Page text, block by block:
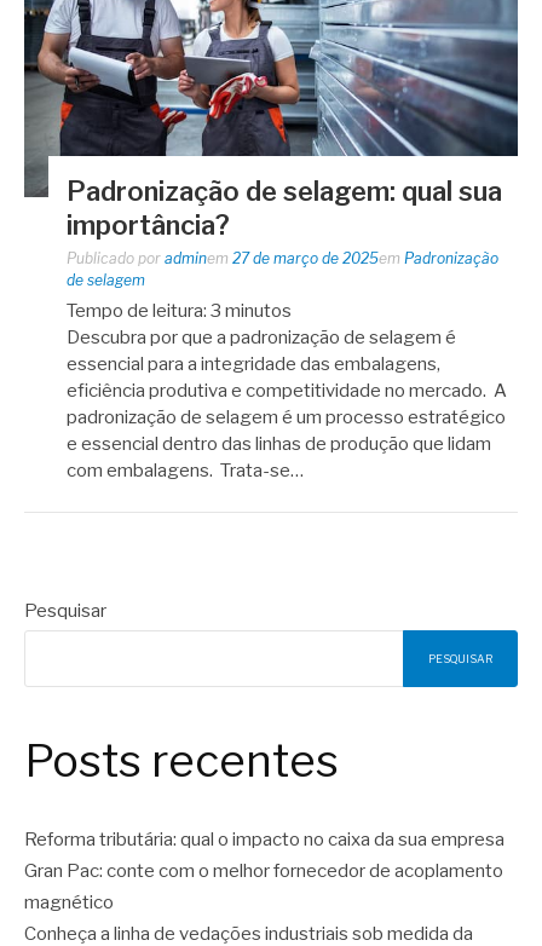
Padronização de selagem: qual sua
importância?
Publicado por adminem 27 de março de 2025em Padronização
de selagem
Tempo de leitura: 3 minutos
Descubra por que a padronização de selagem é
essencial para a integridade das embalagens,
eficiência produtiva e competitividade no mercado. A
padronização de selagem é um processo estratégico
e essencial dentro das linhas de produção que lidam
com embalagens. Trata-se…
Pesquisar
PESQUISAR
Posts recentes
Reforma tributária: qual o impacto no caixa da sua empresa
Gran Pac: conte com o melhor fornecedor de acoplamento
magnético
Conheça a linha de vedações industriais sob medida da